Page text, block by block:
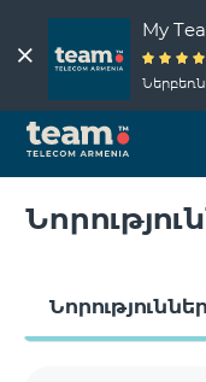
My
Նորություններ